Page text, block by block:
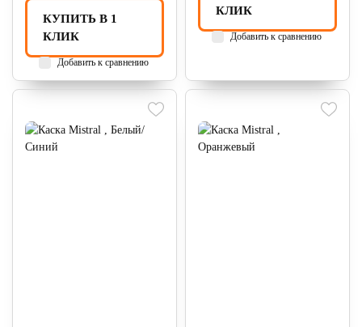
КУПИТЬ В 1
КЛИК
Добавить к сравнению
КЛИК
Добавить к сравнению